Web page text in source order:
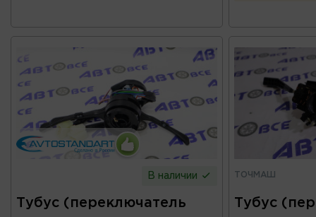
В наличии
Тубус (переключатель
ТОЧМАШ
Тубус